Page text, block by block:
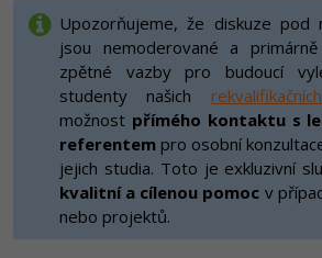
Datová analýza v praxi
Základy programování
Objektové programování -
Umělá inteligence
HTML5, CSS3, Bootstrap,
Školení dle technologií
C# .NET
Java
PHP
Senior programátor
Front-end developer
Vývojář mobilních aplikací
Specialista na AI a bigdata
Jak začít?
Java -80%
C#.NET -80%
Python -80%
JavaScript
Upozorňujeme, že diskuze pod
jsou nemoderované a
zpětné vazby pro budoucí
studenty našich
možnost přímého kontaktu s
referentem pro osobní
jejich studia. Toto je exkluzivní
kvalitní a cílenou pomoc v
nebo projektů.